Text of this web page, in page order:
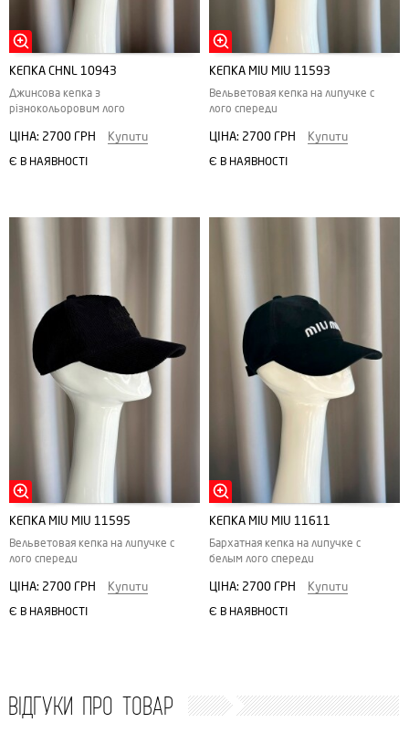
КЕПКА CHNL 10943
Джинсова кепка з
різнокольоровим лого
ЦІНА: 2700 ГРН Купити
Є В НАЯВНОСТІ
КЕПКА MIU MIU 11593
Вельветовая кепка на липучке с
лого спереди
ЦІНА: 2700 ГРН Купити
Є В НАЯВНОСТІ
КЕПКА MIU MIU 11595
Вельветовая кепка на липучке с
лого спереди
ЦІНА: 2700 ГРН Купити
Є В НАЯВНОСТІ
КЕПКА MIU MIU 11611
Бархатная кепка на липучке с
белым лого спереди
ЦІНА: 2700 ГРН Купити
Є В НАЯВНОСТІ
ВІДГУКИ ПРО ТОВАР